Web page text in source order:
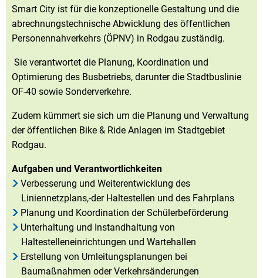
Smart City ist für die konzeptionelle Gestaltung und die
abrechnungstechnische Abwicklung des öffentlichen
Personennahverkehrs (ÖPNV) in Rodgau zuständig.
Sie verantwortet die Planung, Koordination und
Optimierung des Busbetriebs, darunter die Stadtbuslinie
OF-40 sowie Sonderverkehre.
Zudem kümmert sie sich um die Planung und Verwaltung
der öffentlichen Bike & Ride Anlagen im Stadtgebiet
Rodgau.
Aufgaben und Verantwortlichkeiten
Verbesserung und Weiterentwicklung des
Liniennetzplans,-der Haltestellen und des Fahrplans
Planung und Koordination der Schülerbeförderung
Unterhaltung und Instandhaltung von
Haltestelleneinrichtungen und Wartehallen
Erstellung von Umleitungsplanungen bei
Baumaßnahmen oder Verkehrsänderungen